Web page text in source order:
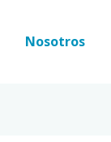
Nosotros